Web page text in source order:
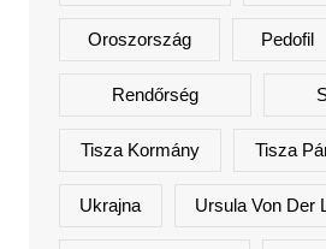
Oroszország Pedofil
Rendőrség
Tisza Kormány Tisza
Ukrajna Ursula Von Der